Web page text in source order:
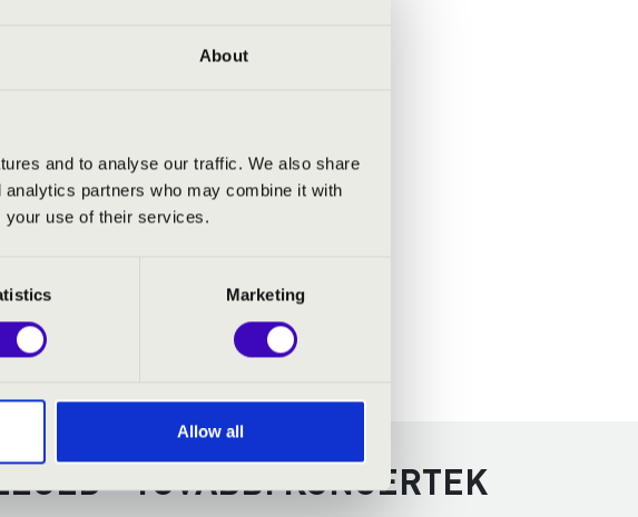
About
and to analyse our traffic. We also share
partners who may combine it with
your use of their services.
Marketing
Allow all
- TOVÁBBI KONCERTEK